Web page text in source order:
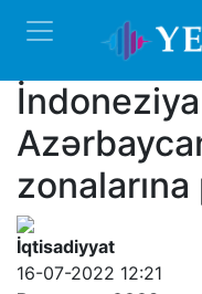
İqtisadiyyat
16-07-2022 12:21